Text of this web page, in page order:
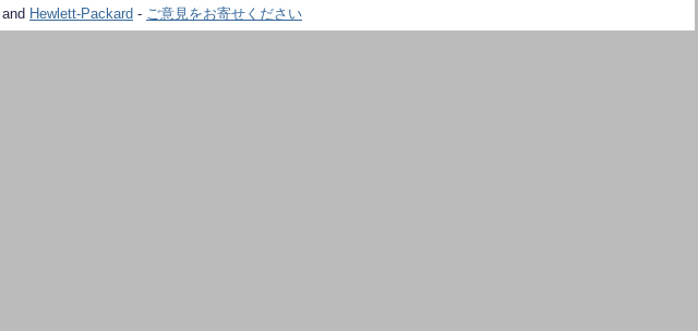
and Hewlett-Packard - ご意見をお寄せください